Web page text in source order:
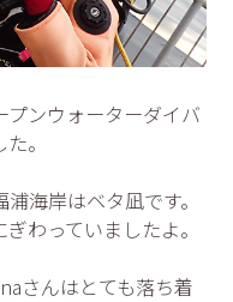
ンウォーターダイバ
。
海岸はベタ凪です。
わっていましたよ。
さんはとても落ち着